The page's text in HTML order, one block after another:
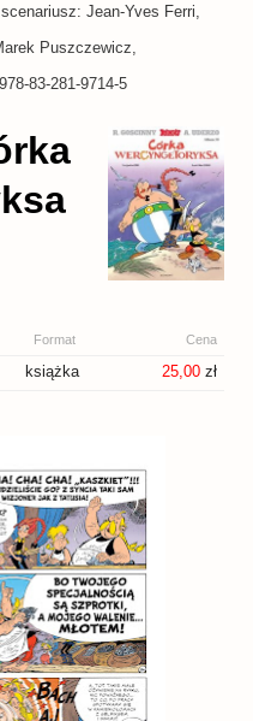
Jean-Yves Ferri,
Puszczewicz,
83-281-9714-5